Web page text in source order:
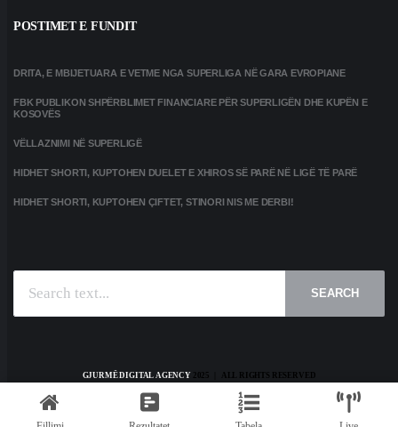
POSTIMET E FUNDIT
DRITA, E MBIJETUARA E VETME NGA SUPERLIGA NË GARA EVROPIANE
FBK PUBLIKON SHPËRBLIMET FINANCIARE PËR SUPERLIGËN DHE KUPËN E
KOSOVËS
VËLLAZNIMI NË SUPERLIGË
HIDHET SHORTI, KUPTOHEN DUELET E XHIROS SË PARË NË LIGË TË PARË
HIDHET SHORTI, KUPTOHEN ÇIFTET, STINORI NIS ME DERBI!
SEARCH
GJURMË DIGITAL AGENCY2025 | ALL RIGHTS RESERVED
TERMS AND CONDITIONS